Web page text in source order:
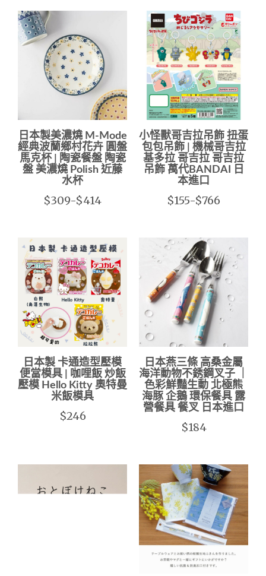
日本製美濃燒 M-Mode
經典波蘭鄉村花卉 圓盤
馬克杯 | 陶瓷餐盤 陶瓷
盤 美濃燒 Polish 近藤
水杯
$309-$414
小怪獸哥吉拉吊飾 扭蛋
包包吊飾 | 機械哥吉拉
基多拉 哥吉拉 哥吉拉
吊飾 萬代BANDAI 日
本進口
$155-$766
日本製 卡通造型壓模
便當模具 | 咖哩飯 炒飯
壓模 Hello Kitty 奧特曼
米飯模具
$246
日本燕三條 高桑金屬
海洋動物不銹鋼叉子 ｜
色彩鮮豔生動 北極熊
海豚 企鵝 環保餐具 露
營餐具 餐叉 日本進口
$184